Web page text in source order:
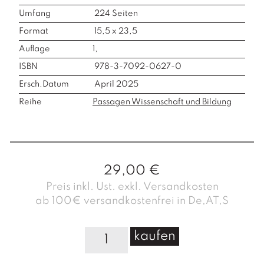
Umfang 224 Seiten
Format 15,5 x 23,5
Auflage 1,
ISBN 978-3-7092-0627-0
Ersch.Datum April 2025
Reihe Passagen Wissenschaft und Bildung
29,00 €
Preis inkl. Ust. exkl. Versandkosten
ab 100€ versandkostenfrei in De,AT,S
kaufen